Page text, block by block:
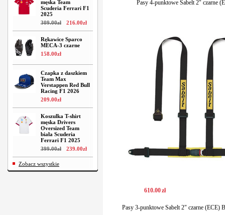
męska Team
Scuderia Ferrari F1
2025
309.00zł 216.00zł
Rękawice Sparco
MECA-3 czarne
158.00zł
Czapka z daszkiem
Team Max
Verstappen Red Bull
Racing F1 2026
209.00zł
Koszulka T-shirt
męska Drivers
Oversized Team
biała Scuderia
Ferrari F1 2025
399.00zł 239.00zł
Zobacz wszystkie
Pasy 4-punktowe Sabelt 2" czarne
610.00zł
Pasy 3-punktowe Sabelt 2" czarne (ECE)